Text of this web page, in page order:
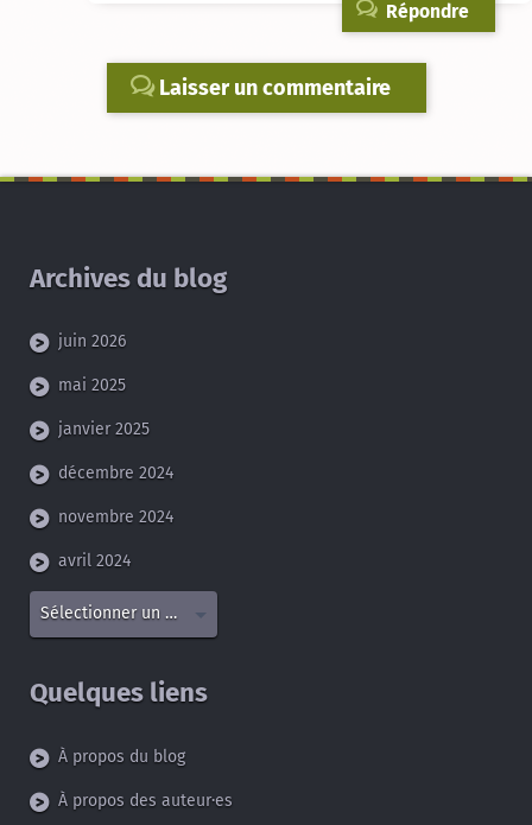
Répondre
Laisser un commentaire
Archives du blog
juin 2026
mai 2025
janvier 2025
décembre 2024
novembre 2024
avril 2024
Sélectionner un mois
Quelques liens
À propos du blog
À propos des auteur·es